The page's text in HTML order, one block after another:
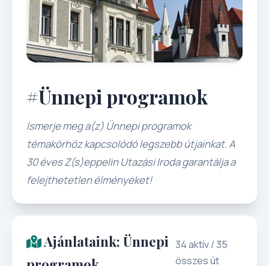
#Ünnepi programok
Ismerje meg a(z) Ünnepi programok
témakörhöz kapcsolódó legszebb útjainkat. A
30 éves Z(s)eppelin Utazási Iroda garantálja a
felejthetetlen élményeket!
Ajánlataink: Ünnepi
34 aktív / 35
összes út